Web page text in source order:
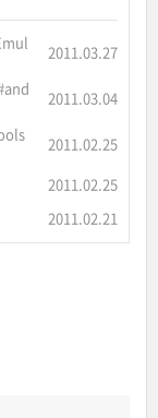
2011.03.27
2011.03.04
2011.02.25
2011.02.25
2011.02.21